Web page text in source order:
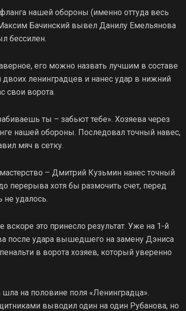
нашей обороны (именно оттуда весь
Бачинский вывел Данилу Емельянова
бессилен.
его можно назвать лучшим в составе
ленинградцев и нанес удар в нижний
свои ворота.
ты – забьют тебе». Хозяева через
нашей обороны. Последовал точный навес,
мяч в сетку.
– Дмитрий Кузьмин нанес точный
перерыва хотя бы размочить счет, перед
не удалось.
это принесло результат. Уже на 1-й
после удара вышедшего на замену Дэниса
в ворота хозяев, который уверенно
на половине поля «Ленинградца».
выводил один на один Рубанова, но